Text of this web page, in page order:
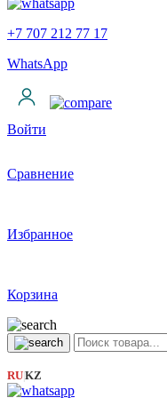
+7 707 212 77 17
WhatsApp
Войти
Сравнение
Избранное
Корзина
RU|KZ